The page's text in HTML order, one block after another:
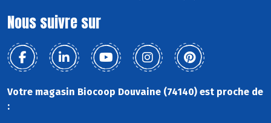
Nous suivre sur
Votre magasin Biocoop Douvaine (74140) est proche de
: